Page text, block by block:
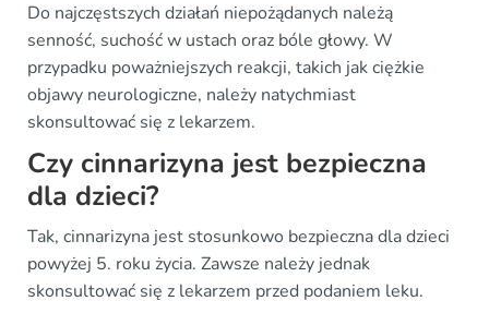
Do najczęstszych działań niepożądanych należą
senność, suchość w ustach oraz bóle głowy. W
przypadku poważniejszych reakcji, takich jak ciężkie
objawy neurologiczne, należy natychmiast
skonsultować się z lekarzem.
Czy cinnarizyna jest bezpieczna
dla dzieci?
Tak, cinnarizyna jest stosunkowo bezpieczna dla dzieci
powyżej 5. roku życia. Zawsze należy jednak
skonsultować się z lekarzem przed podaniem leku.